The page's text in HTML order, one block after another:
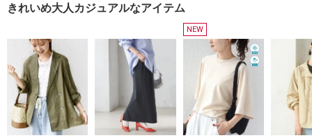
きれいめ大人カジュアルなアイテム
NEW